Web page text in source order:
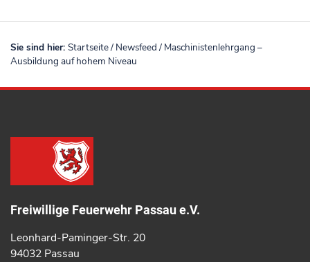
Sie sind hier: Startseite/ Newsfeed/ Maschinistenlehrgang –
Ausbildung auf hohem Niveau
Freiwillige Feuerwehr Passau e.V.
Leonhard-Paminger-Str. 20
94032 Passau